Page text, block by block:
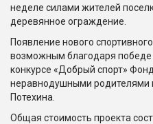
неделе силами жителей
деревянное ограждение.
Появление нового
возможным благодаря победе
конкурсе «Добрый спорт»
неравнодушными родителями
Потехина.
Общая стоимость проекта